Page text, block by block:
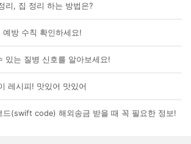
리, 집 정리 하는 방법은?
예방 수칙 확인하세요!
있는 질병 신호를 알아보세요!
레시피! 맛있어 맛있어
드(swift code) 해외송금 받을 때 꼭 필요한 정보!